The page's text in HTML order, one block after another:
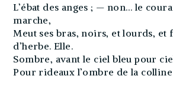
L’ébat des anges ; — non… le
marche,
Meut ses bras, noirs, et lourds, et
d’herbe. Elle.
Sombre, avant le ciel bleu pour
Pour rideaux l’ombre de la colline